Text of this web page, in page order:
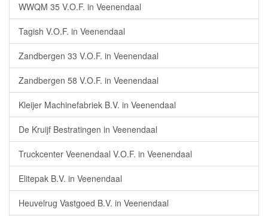
WWQM 35 V.O.F. in Veenendaal
Tagish V.O.F. in Veenendaal
Zandbergen 33 V.O.F. in Veenendaal
Zandbergen 58 V.O.F. in Veenendaal
Kleijer Machinefabriek B.V. in Veenendaal
De Kruijf Bestratingen in Veenendaal
Truckcenter Veenendaal V.O.F. in Veenendaal
Elitepak B.V. in Veenendaal
Heuvelrug Vastgoed B.V. in Veenendaal